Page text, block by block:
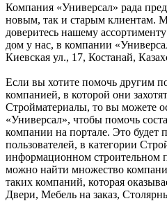
Компания «Универсал» рада
новым, так и старым клиентам.
доверитесь нашему
дом у нас, в компании
Киевская ул., 17, Костанай,
Если вы хотите помочь другим
компанией, в которой они
Стройматериалы, то вы можете
«Универсал», чтобы помочь
компании на портале. Это будет
пользователей, в категории
информационном строительном
можно найти множество
таких компаний, которая
Двери, Мебель на заказ,